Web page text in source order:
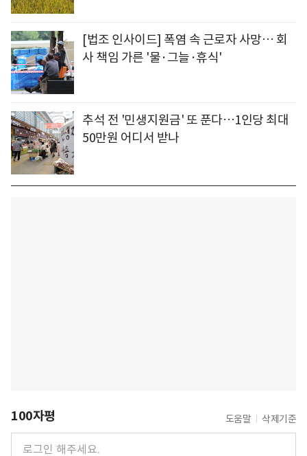
[법조 인사이드] 폭염 속 근로자 사망… 회
사 책임 가른 '물·그늘·휴식'
추석 전 '민생지원금' 또 푼다…1인당 최대
50만원 어디서 받나
100자평 도움말 삭제기준